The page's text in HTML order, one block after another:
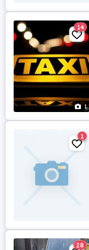
1
14
1
28